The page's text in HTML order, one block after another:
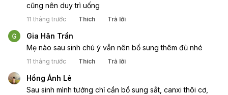
cũng nên duy trì uống
11 tháng trước Thích Trả lời
Gia Hân Trần
Mẹ nào sau sinh chú ý vẫn nên bổ sung thêm đủ nhé
11 tháng trước Thích Trả lời
Hồng Ánh Lê
Sau sinh mình tưởng chỉ cần bổ sung sắt, canxi thôi cơ,